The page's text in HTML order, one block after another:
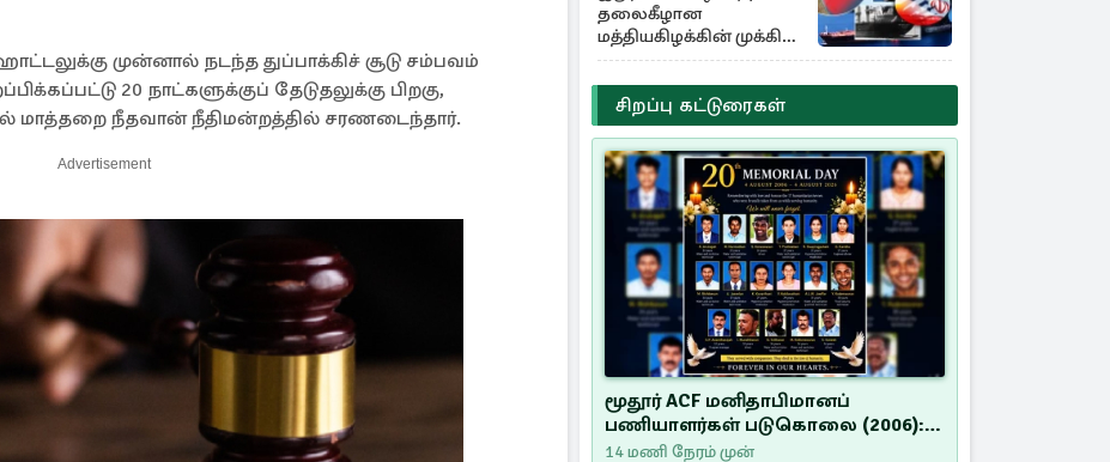
முன்னால் நடந்த துப்பாக்கிச் சூடு சம்பவம்
20 நாட்களுக்குப் தேடுதலுக்கு பிறகு,
மாத்தறை நீதவான் நீதிமன்றத்தில் சரணடைந்தார்.
Advertisement
தலைகீழான
மத்தியகிழக்கின் முக்கிய
பங்கு குறியீடுகள்
சிறப்பு கட்டுரைகள்
மூதூர் ACF மனிதாபிமானப்
பணியாளர்கள் படுகொலை (2006):
20 ஆண்டுகளாகியும் நீதி
14 மணி நேரம் முன்